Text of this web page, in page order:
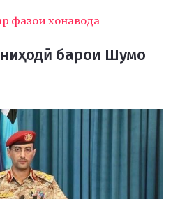
фазои хонавода
барои Шумо